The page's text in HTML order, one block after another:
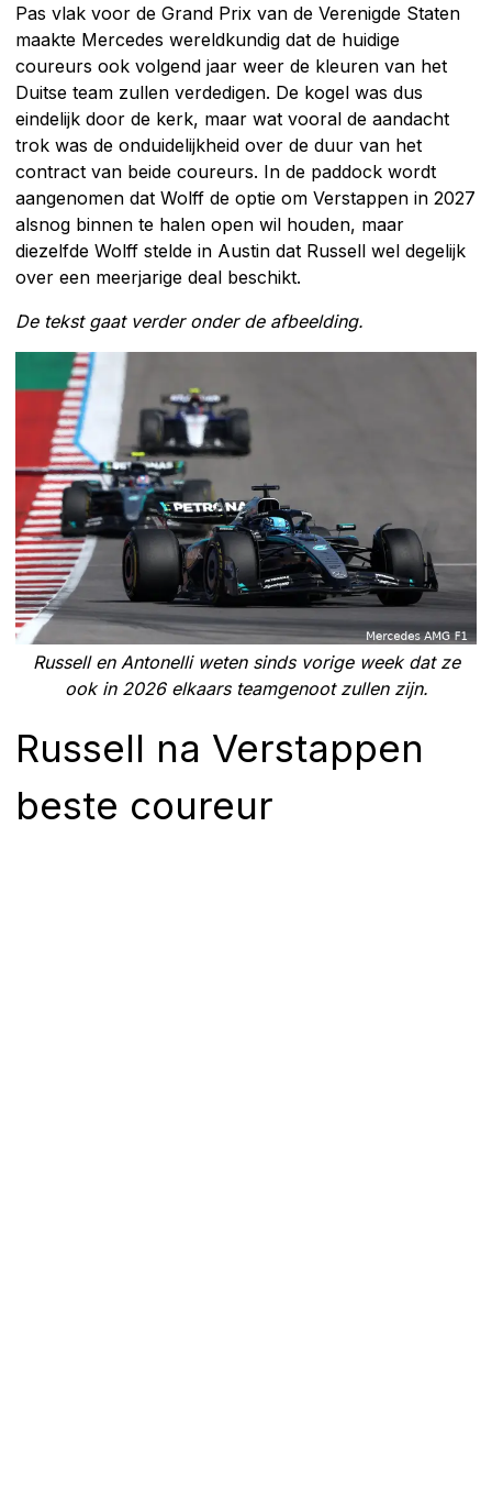
Pas vlak voor de Grand Prix van de Verenigde Staten
maakte Mercedes wereldkundig dat de huidige
coureurs ook volgend jaar weer de kleuren van het
Duitse team zullen verdedigen. De kogel was dus
eindelijk door de kerk, maar wat vooral de aandacht
trok was de onduidelijkheid over de duur van het
contract van beide coureurs. In de paddock wordt
aangenomen dat Wolff de optie om Verstappen in 2027
alsnog binnen te halen open wil houden, maar
diezelfde Wolff stelde in Austin dat Russell wel degelijk
over een meerjarige deal beschikt.
De tekst gaat verder onder de afbeelding.
Russell en Antonelli weten sinds vorige week dat ze
ook in 2026 elkaars teamgenoot zullen zijn.
Russell na Verstappen
beste coureur